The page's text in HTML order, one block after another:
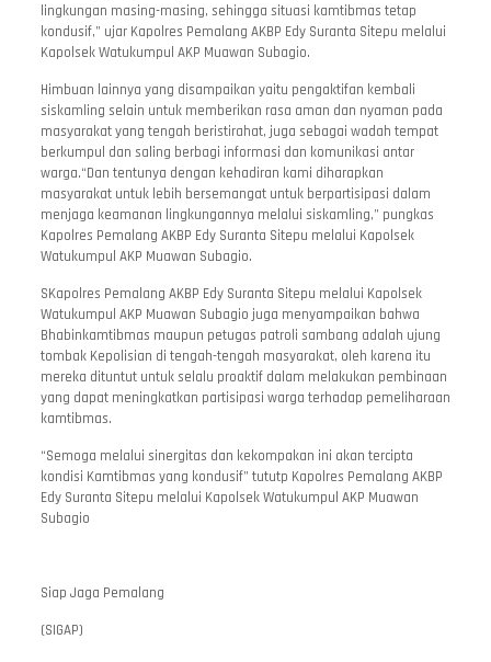
lingkungan masing-masing, sehingga situasi kamtibmas tetap
kondusif,” ujar Kapolres Pemalang AKBP Edy Suranta Sitepu melalui
Kapolsek Watukumpul AKP Muawan Subagio.
Himbuan lainnya yang disampaikan yaitu pengaktifan kembali
siskamling selain untuk memberikan rasa aman dan nyaman pada
masyarakat yang tengah beristirahat, juga sebagai wadah tempat
berkumpul dan saling berbagi informasi dan komunikasi antar
warga.“Dan tentunya dengan kehadiran kami diharapkan
masyarakat untuk lebih bersemangat untuk berpartisipasi dalam
menjaga keamanan lingkungannya melalui siskamling,” pungkas
Kapolres Pemalang AKBP Edy Suranta Sitepu melalui Kapolsek
Watukumpul AKP Muawan Subagio.
SKapolres Pemalang AKBP Edy Suranta Sitepu melalui Kapolsek
Watukumpul AKP Muawan Subagio juga menyampaikan bahwa
Bhabinkamtibmas maupun petugas patroli sambang adalah ujung
tombak Kepolisian di tengah-tengah masyarakat, oleh karena itu
mereka dituntut untuk selalu proaktif dalam melakukan pembinaan
yang dapat meningkatkan partisipasi warga terhadap pemeliharaan
kamtibmas.
“Semoga melalui sinergitas dan kekompakan ini akan tercipta
kondisi Kamtibmas yang kondusif” tututp Kapolres Pemalang AKBP
Edy Suranta Sitepu melalui Kapolsek Watukumpul AKP Muawan
Subagio
Siap Jaga Pemalang
(SIGAP)